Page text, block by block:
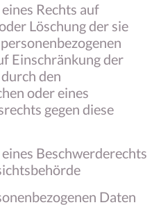
Rechts auf
Löschung der sie
Einschränkung der
den
oder eines
gegen diese
Beschwerderechts
Daten